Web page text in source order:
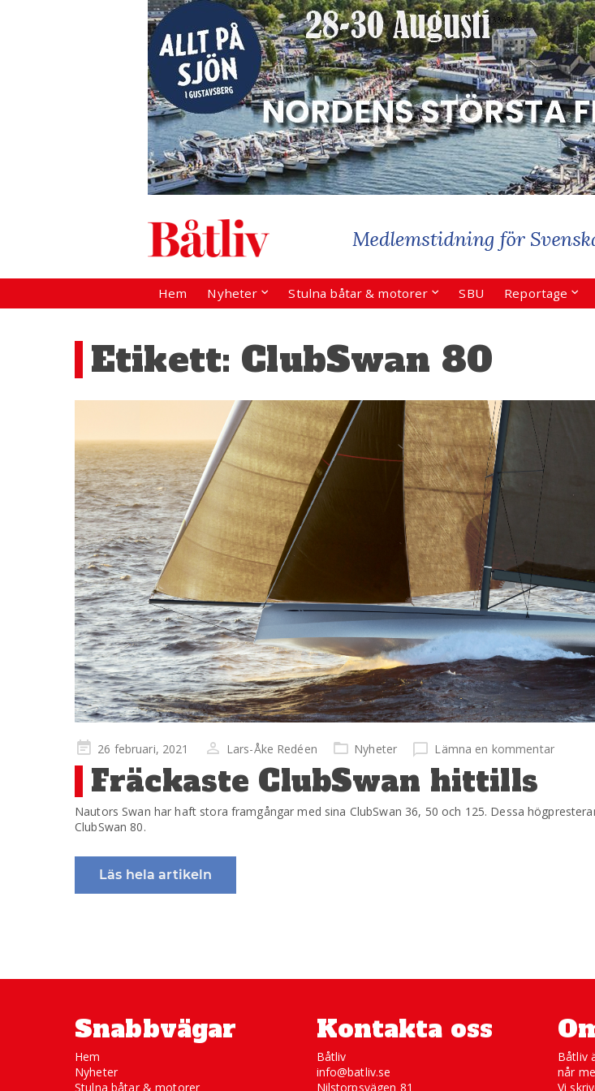
Hem Nyheter Stulna båtar & motorer SBU Reportage
Etikett: ClubSwan 80
Publicerad
på
26 februari, 2021 Lars-Åke Redéen Nyheter Lämna en kommentar
Fräckaste ClubSwan hittills
Nautors Swan har haft stora framgångar med sina ClubSwan 36, 50 och 125. Dessa
ClubSwan 80.
Läs hela artikeln
Snabbvägar
Hem
Nyheter
Stulna båtar & motorer
Kontakta oss
Båtliv
info@batliv.se
Nilstorpsvägen 81
Båtliv
når
Vi